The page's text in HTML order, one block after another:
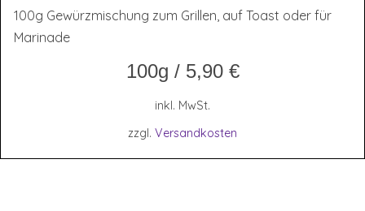
100g Gewürzmischung zum Grillen, auf Toast oder für
Marinade
100g / 5,90 €
inkl. MwSt.
zzgl. Versandkosten